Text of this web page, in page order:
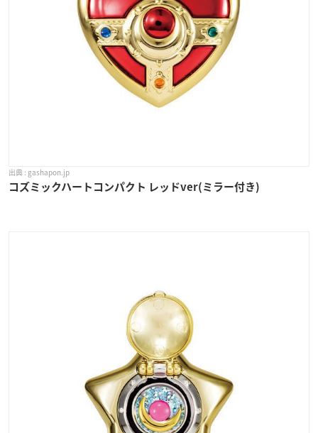
gashapon.jp
コズミックハートコンパクト レッドver(ミラー付き)